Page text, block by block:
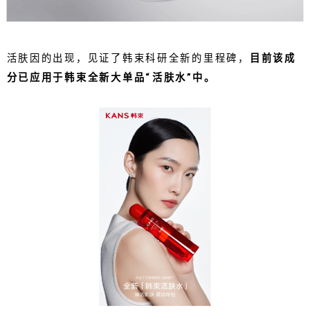
活肤因的出现，见证了韩束科研全新的里程碑，
目前该成
分已应用于韩束全新大单品“活肤水”中。